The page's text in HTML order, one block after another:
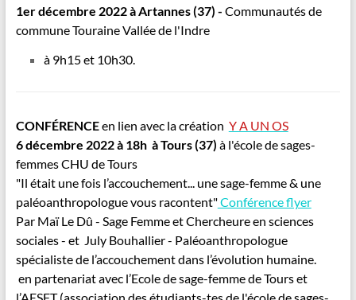
1er décembre 2022 à Artannes (37) - Communautés de
commune Touraine Vallée de l'Indre
à 9h15 et 10h30.
CONFÉRENCEen lien avec la création Y A UN OS
6 décembre 2022 à 18h à Tours (37) à l'école de sages-
femmes CHU de Tours
"Il était une fois l’accouchement... une sage-femme & une
paléoanthropologue vous racontent"Conférence flyer
Par Maï Le Dû - Sage Femme et Chercheure en sciences
sociales - et July Bouhallier - Paléoanthropologue
spécialiste de l’accouchement dans l’évolution humaine.
en partenariat avec l’Ecole de sage-femme de Tours et